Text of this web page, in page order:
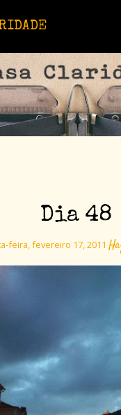
Dia 48
feira, fevereiro 17, 2011